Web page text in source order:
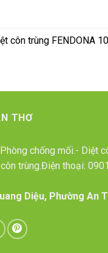
côn trùng FENDONA
THƠ
chống mối.- Diệt
trùng.Điện thoại:
Diệu, Phường An